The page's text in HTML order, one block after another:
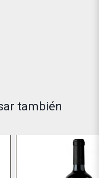
también